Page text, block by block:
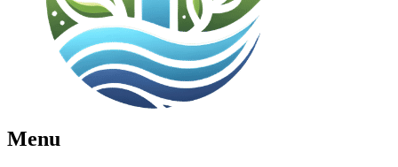
Menu